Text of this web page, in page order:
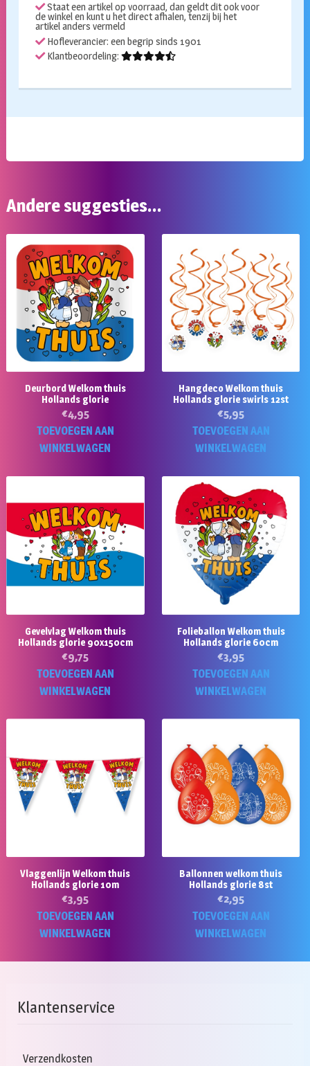
Staat een artikel op voorraad, dan geldt dit ook voor
de winkel en kunt u het direct afhalen, tenzij bij het
artikel anders vermeld
Hofleverancier: een begrip sinds 1901
Klantbeoordeling:
Andere suggesties…
Deurbord Welkom thuis
Hollands glorie
€4,95
TOEVOEGEN AAN
WINKELWAGEN
Hangdeco Welkom thuis
Hollands glorie swirls 12st
€5,95
TOEVOEGEN AAN
WINKELWAGEN
Gevelvlag Welkom thuis
Hollands glorie 90x150cm
€9,75
TOEVOEGEN AAN
WINKELWAGEN
Folieballon Welkom thuis
Hollands glorie 60cm
€3,95
TOEVOEGEN AAN
WINKELWAGEN
Vlaggenlijn Welkom thuis
Hollands glorie 10m
€3,95
TOEVOEGEN AAN
WINKELWAGEN
Ballonnen welkom thuis
Hollands glorie 8st
€2,95
TOEVOEGEN AAN
WINKELWAGEN
Klantenservice
Verzendkosten